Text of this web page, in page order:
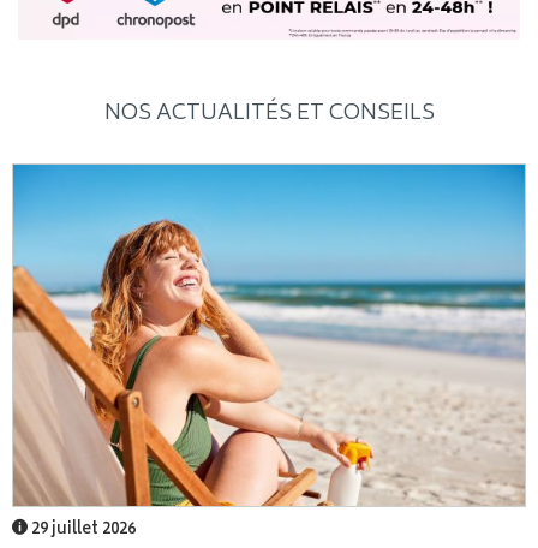
NOS ACTUALITÉS ET CONSEILS
29 juillet 2026